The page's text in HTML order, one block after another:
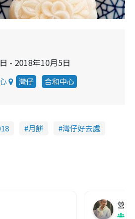
- 2018年10月5日
灣仔 合和中心
月餅
灣仔好去處
營養